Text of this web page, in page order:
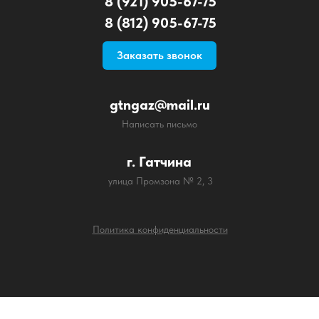
Заказать звонок
8 (812) 905-67-75
улица Промзона № 2, 3
gtngaz@mail.ru
г. Гатчина
Написать письмо
Политика конфиденциальности